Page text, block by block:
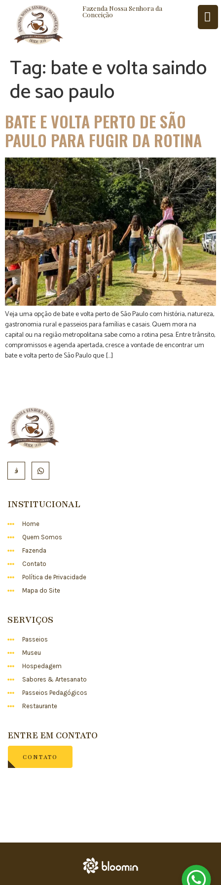
Fazenda Nossa Senhora da
Conceição
BLOG CONTATO
Tag:bate e volta saindo
de sao paulo
BATE E VOLTA PERTO DE SÃO
PAULO PARA FUGIR DA ROTINA
Veja uma opção de bate e volta perto de São Paulo com história, natureza,
gastronomia rural e passeios para famílias e casais. Quem mora na
capital ou na região metropolitana sabe como a rotina pesa. Entre trânsito,
compromissos e agenda apertada, cresce a vontade de encontrar um
bate e volta perto de São Paulo que […]
INSTITUCIONAL
Home
Quem Somos
Fazenda
Contato
Política de Privacidade
Mapa do Site
SERVIÇOS
Passeios
Museu
Hospedagem
Sabores & Artesanato
Passeios Pedagógicos
Restaurante
ENTRE EM CONTATO
CONTATO